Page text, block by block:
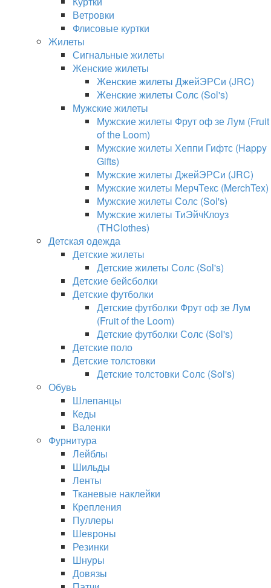
Ветровки
Флисовые куртки
Жилеты
Сигнальные жилеты
Женские жилеты
Женские жилеты ДжейЭРСи (JRC)
Женские жилеты Солс (Sol's)
Мужские жилеты
Мужские жилеты Фрут оф зе Лум (Fruit
of the Loom)
Мужские жилеты Хеппи Гифтс (Happy
Gifts)
Мужские жилеты ДжейЭРСи (JRC)
Мужские жилеты МерчТекс (MerchTex)
Мужские жилеты Солс (Sol's)
Мужские жилеты ТиЭйчКлоуз
(THClothes)
Детская одежда
Детские жилеты
Детские жилеты Солс (Sol's)
Детские бейсболки
Детские футболки
Детские футболки Фрут оф зе Лум
(Fruit of the Loom)
Детские футболки Солс (Sol's)
Детские поло
Детские толстовки
Детские толстовки Солс (Sol's)
Обувь
Шлепанцы
Кеды
Валенки
Фурнитура
Лейблы
Шильды
Ленты
Тканевые наклейки
Крепления
Пуллеры
Шевроны
Резинки
Шнуры
Довязы